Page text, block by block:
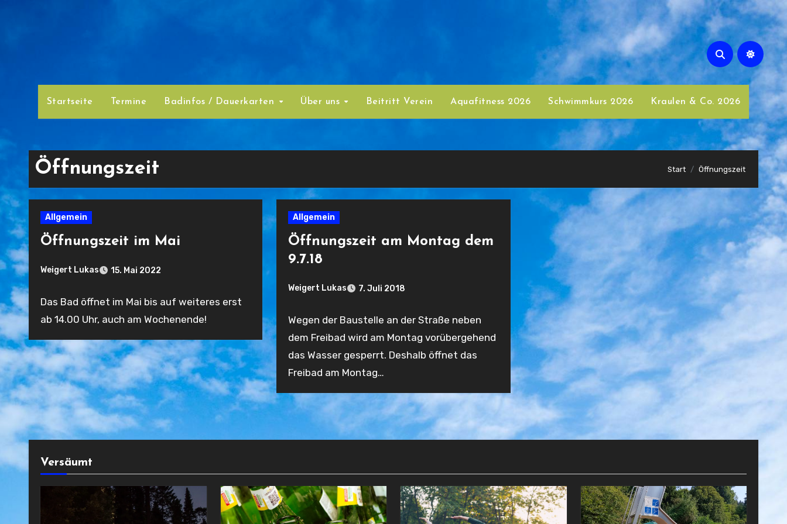
Startseite Termine Badinfos / Dauerkarten Über uns Beitritt Verein Aquafitness 2026 Schwimmkurs 2026 Kraulen & Co. 2026
Öffnungszeit Start Öffnungszeit
Allgemein
Öffnungszeit im Mai
Weigert Lukas 15. Mai 2022
Kommentare
Das Bad öffnet im Mai bis auf weiteres erst
ab 14.00 Uhr, auch am Wochenende!
Allgemein
Öffnungszeit am Montag dem
9.7.18
Weigert Lukas 7. Juli 2018
Kommentare
Wegen der Baustelle an der Straße neben
dem Freibad wird am Montag vorübergehend
das Wasser gesperrt. Deshalb öffnet das
Freibad am Montag…
Versäumt